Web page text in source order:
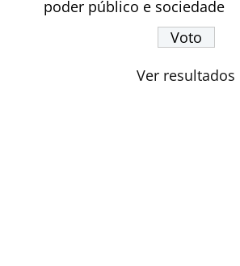
poder público e sociedade
Ver resultados